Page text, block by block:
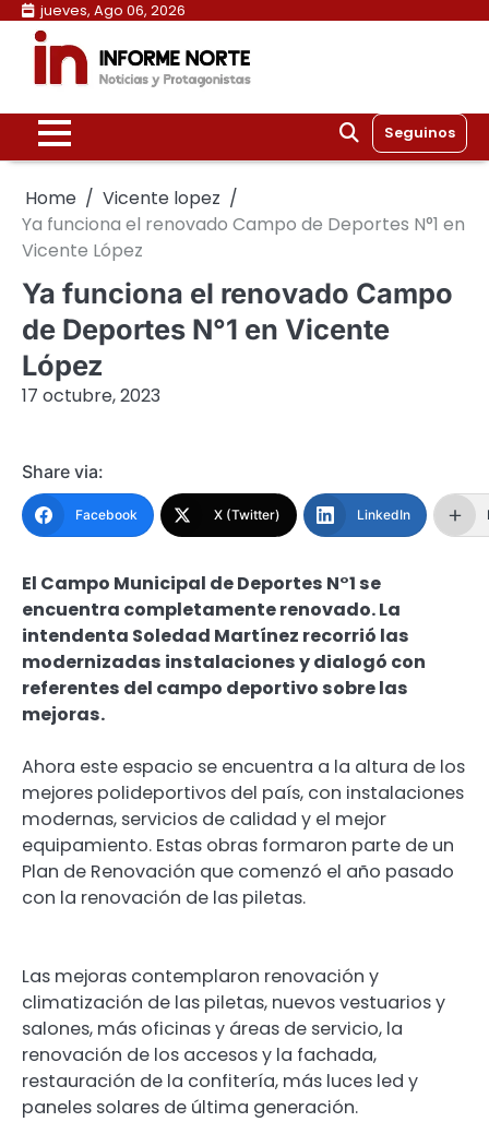
Skip
content
jueves, Ago 06, 2026
Seguinos
Home
Vicente lopez
Ya funciona el renovado Campo de Deportes N°1 en
Vicente López
Ya funciona el renovado Campo
de Deportes N°1 en Vicente
López
17 octubre, 2023
Share via:
Facebook X (Twitter) LinkedIn
El Campo Municipal de Deportes N°1 se
encuentra completamente renovado. La
intendenta Soledad Martínez recorrió las
modernizadas instalaciones y dialogó con
referentes del campo deportivo sobre las
mejoras.
Ahora este espacio se encuentra a la altura de los
mejores polideportivos del país, con instalaciones
modernas, servicios de calidad y el mejor
equipamiento. Estas obras formaron parte de un
Plan de Renovación que comenzó el año pasado
con la renovación de las piletas.
Las mejoras contemplaron renovación y
climatización de las piletas, nuevos vestuarios y
salones, más oficinas y áreas de servicio, la
renovación de los accesos y la fachada,
restauración de la confitería, más luces led y
paneles solares de última generación.